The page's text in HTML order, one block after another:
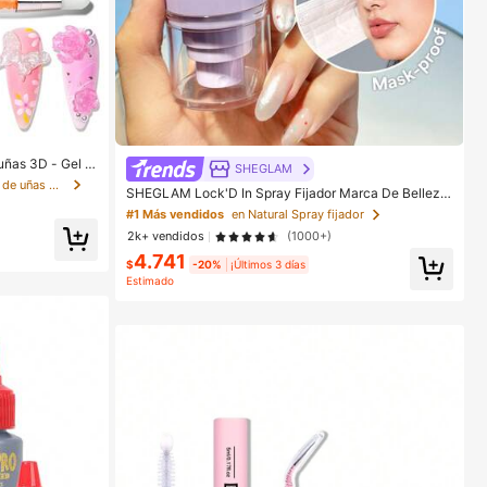
3D - Gel d
uñas DIY, per
de uñas de
de uñas c
y uñas multiu
en Multicolor Esmalte de uñas en gel
SHEGLAM
SHEGLAM Lock'D In Spray Fijador Marca De Belleza
CosméTica Maquillaje Para Mujeres Y NiñAs
#1 Más vendidos en Natural Spray fijador
2k+ vendidos
(1000+)
$4.741 -20%
¡Últimos 3 días
Estimado